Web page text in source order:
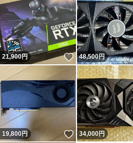
21,900円 いいね！
48,500円
19,800円 いいね！
34,000円